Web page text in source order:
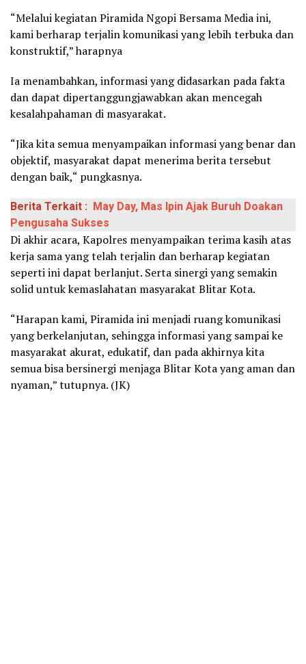
“Melalui kegiatan Piramida Ngopi Bersama Media ini,
kami berharap terjalin komunikasi yang lebih terbuka dan
konstruktif,” harapnya
Ia menambahkan, informasi yang didasarkan pada fakta
dan dapat dipertanggungjawabkan akan mencegah
kesalahpahaman di masyarakat.
“Jika kita semua menyampaikan informasi yang benar dan
objektif, masyarakat dapat menerima berita tersebut
dengan baik,“ pungkasnya.
Berita Terkait : May Day, Mas Ipin Ajak Buruh Doakan
Pengusaha Sukses
Di akhir acara, Kapolres menyampaikan terima kasih atas
kerja sama yang telah terjalin dan berharap kegiatan
seperti ini dapat berlanjut. Serta sinergi yang semakin
solid untuk kemaslahatan masyarakat Blitar Kota.
“Harapan kami, Piramida ini menjadi ruang komunikasi
yang berkelanjutan, sehingga informasi yang sampai ke
masyarakat akurat, edukatif, dan pada akhirnya kita
semua bisa bersinergi menjaga Blitar Kota yang aman dan
nyaman,” tutupnya. (JK)